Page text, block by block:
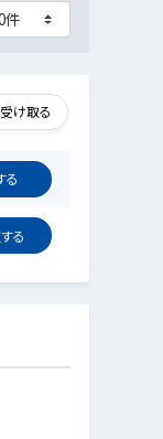
る
する
け取る